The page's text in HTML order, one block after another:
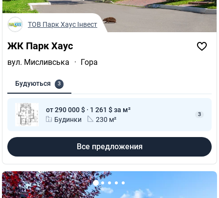
ЖК Парк Хаус
вул. Мисливська · Гора
Будуються 3
от 290 000 $ · 1 261 $ за м²
Будинки
230 м²
3
Все предложения
ТОВ Парк Хаус Інвест